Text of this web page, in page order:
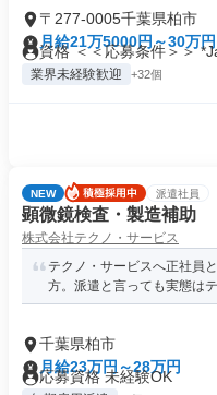
〒277-0005千葉県柏市
月給21万5000円～30万円
資格 ＜＜応募条件＞＞
業界未経験歓迎 +32個
NEW 派遣社員
顕微鏡検査・製造補助
株式会社テクノ・サービス
テクノ・サービスへ正社員
方。派遣と言っても実態は
千葉県柏市
月給23万円～28万円
応募資格 未経験OK